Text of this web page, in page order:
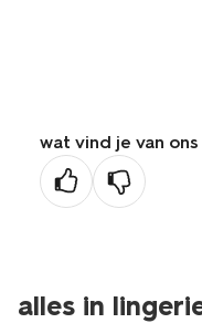
wat vind je van
alles in